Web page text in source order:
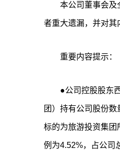
本公司董事会及
者重大遗漏，并对其
重要内容提示：
●公司控股股东
团）持有公司股份
标的为旅游投资集团
例为4.52%，占公司